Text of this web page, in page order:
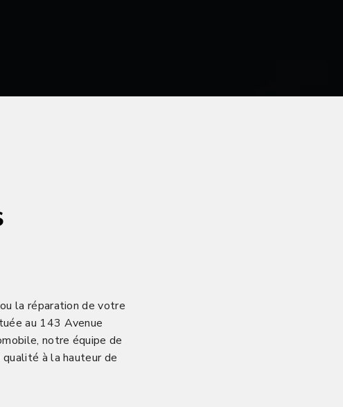
la réparation de votre
au 143 Avenue
notre équipe de
à la hauteur de